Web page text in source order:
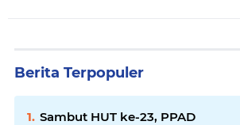
Berita Terpopuler
Sambut HUT ke-23, PPAD